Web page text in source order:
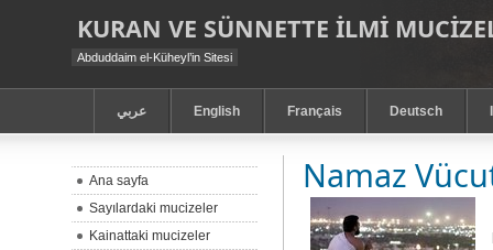
KURAN VE SÜNNETTE ILMI
Abduddaim el-Küheyl’in Sitesi
عربي English Français Deutsch
Namaz
Ana sayfa
Sayılardaki mucizeler
Kainattaki mucizeler